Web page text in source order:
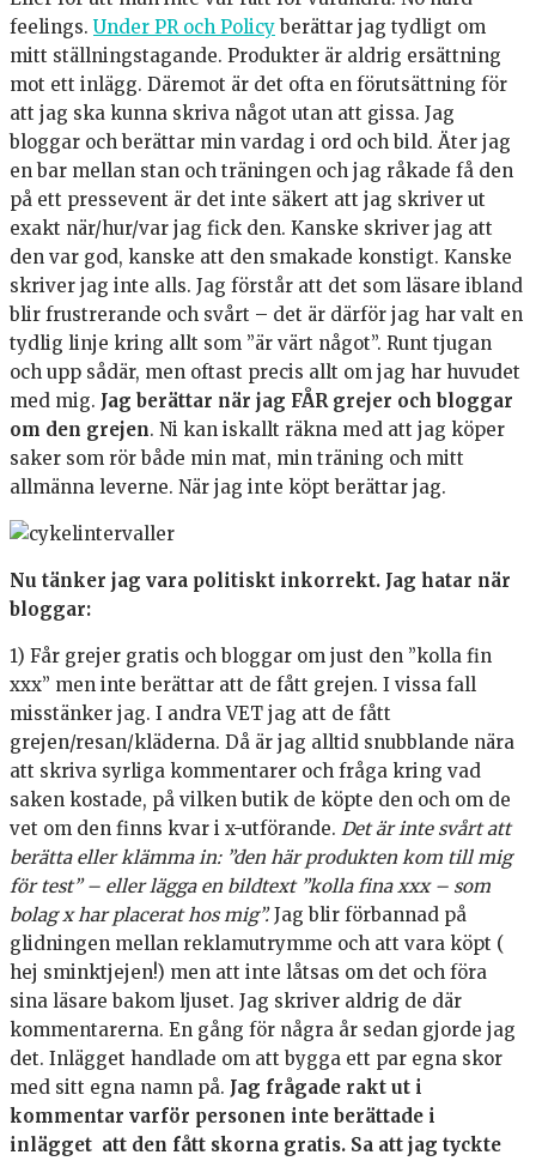
feelings. Under PR och Policy berättar jag tydligt om
mitt ställningstagande. Produkter är aldrig ersättning
mot ett inlägg. Däremot är det ofta en förutsättning för
att jag ska kunna skriva något utan att gissa. Jag
bloggar och berättar min vardag i ord och bild. Äter jag
en bar mellan stan och träningen och jag råkade få den
på ett pressevent är det inte säkert att jag skriver ut
exakt när/hur/var jag fick den. Kanske skriver jag att
den var god, kanske att den smakade konstigt. Kanske
skriver jag inte alls. Jag förstår att det som läsare ibland
blir frustrerande och svårt – det är därför jag har valt en
tydlig linje kring allt som ”är värt något”. Runt tjugan
och upp sådär, men oftast precis allt om jag har huvudet
med mig. Jag berättar när jag FÅR grejer och bloggar
om den grejen. Ni kan iskallt räkna med att jag köper
saker som rör både min mat, min träning och mitt
allmänna leverne. När jag inte köpt berättar jag.
Nu tänker jag vara politiskt inkorrekt. Jag hatar när
bloggar:
1) Får grejer gratis och bloggar om just den ”kolla fin
xxx” men inte berättar att de fått grejen. I vissa fall
misstänker jag. I andra VET jag att de fått
grejen/resan/kläderna. Då är jag alltid snubblande nära
att skriva syrliga kommentarer och fråga kring vad
saken kostade, på vilken butik de köpte den och om de
vet om den finns kvar i x-utförande. Det är inte svårt att
berätta eller klämma in: ”den här produkten kom till mig
för test” – eller lägga en bildtext ”kolla fina xxx – som
bolag x har placerat hos mig”.Jag blir förbannad på
glidningen mellan reklamutrymme och att vara köpt (
hej sminktjejen!) men att inte låtsas om det och föra
sina läsare bakom ljuset. Jag skriver aldrig de där
kommentarerna. En gång för några år sedan gjorde jag
det. Inlägget handlade om att bygga ett par egna skor
med sitt egna namn på. Jag frågade rakt ut i
kommentar varför personen inte berättade i
inlägget att den fått skorna gratis. Sa att jag tyckte